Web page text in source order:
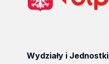
Wydziały i Jednostki